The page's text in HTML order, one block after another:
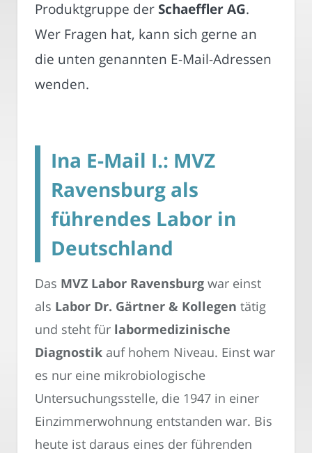
Produktgruppe derSchaeffler AG.
Wer Fragen hat, kann sich gerne an
die unten genannten E-Mail-Adressen
wenden.
Ina E-Mail I.: MVZ
Ravensburg als
führendes Labor in
Deutschland
Das MVZ Labor Ravensburg war einst
als Labor Dr. Gärtner & Kollegen tätig
und steht für labormedizinische
Diagnostik auf hohem Niveau. Einst war
es nur eine mikrobiologische
Untersuchungsstelle, die 1947 in einer
Einzimmerwohnung entstanden war. Bis
heute ist daraus eines der führenden